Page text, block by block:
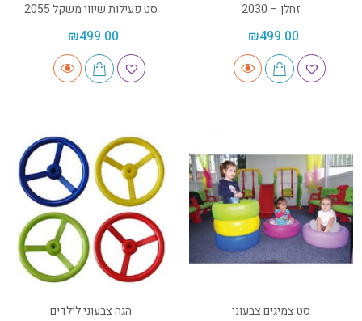
זחלן – 2030
₪499.00
סט פעילות שיווי משקל 2055
₪499.00
סט צמיגים צבעוני הגה צבעוני לילדים